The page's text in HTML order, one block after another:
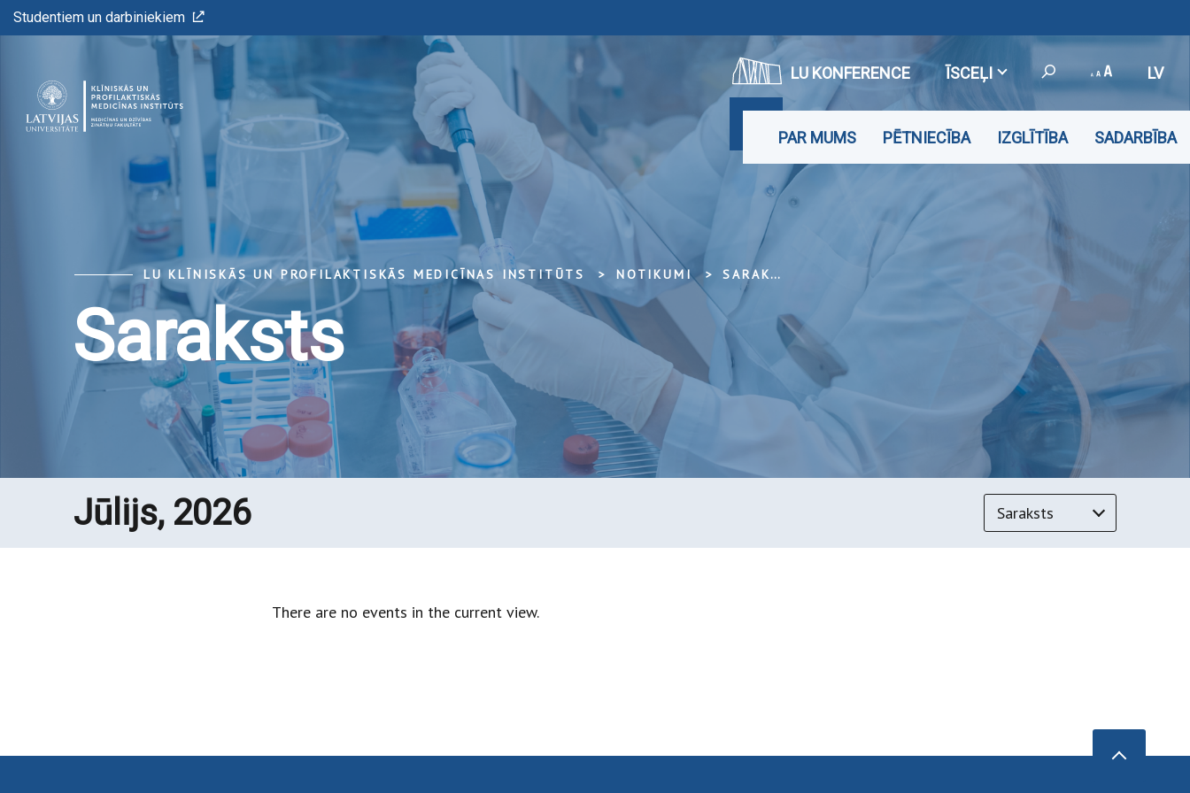
Studentiem un darbiniekiem
LU KONFERENCE ĪSCEĻI LV
PAR MUMS PĒTNIECĪBA IZGLĪTĪBA SADARBĪBA
LU KLĪNISKĀS UN PROFILAKTISKĀS MEDICĪNAS INSTITŪTS NOTIKUMI SARAKSTS
Saraksts
Jūlijs, 2026 Saraksts
There are no events in the current view.